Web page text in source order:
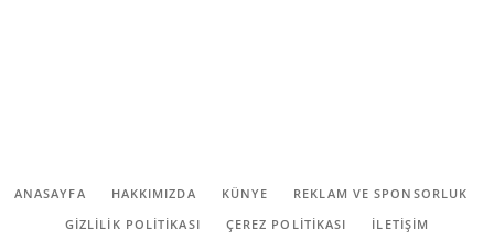
ANASAYFA HAKKIMIZDA KÜNYE
REKLAM VE SPONSORLUK
GIZLILIK POLITIKASI
ÇEREZ POLITIKASI İLETİŞİM